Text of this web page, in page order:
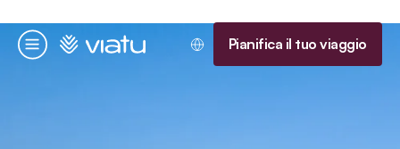
Menu
Homepage Pianifica il tuo viaggio